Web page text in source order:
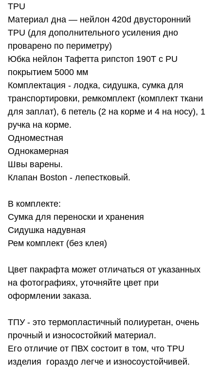
TPU
Материал дна — нейлон 420d двусторонний
TPU (для дополнительного усиления дно
проварено по периметру)
Юбка нейлон Тафетта рипстоп 190Т с PU
покрытием 5000 мм
Комплектация - лодка, сидушка, сумка для
транспортировки, ремкомплект (комплект ткани
для заплат), 6 петель (2 на корме и 4 на носу), 1
ручка на корме.
Одноместная
Однокамерная
Швы варены.
Клапан Boston - лепестковый.
В комплекте:
Сумка для переноски и хранения
Сидушка надувная
Рем комплект (без клея)
Цвет пакрафта может отличаться от указанных
на фотографиях, уточняйте цвет при
оформлении заказа.
ТПУ - это термопластичный полиуретан, очень
прочный и износостойкий материал.
Его отличие от ПВХ состоит в том, что TPU
изделия гораздо легче и износоустойчивей.